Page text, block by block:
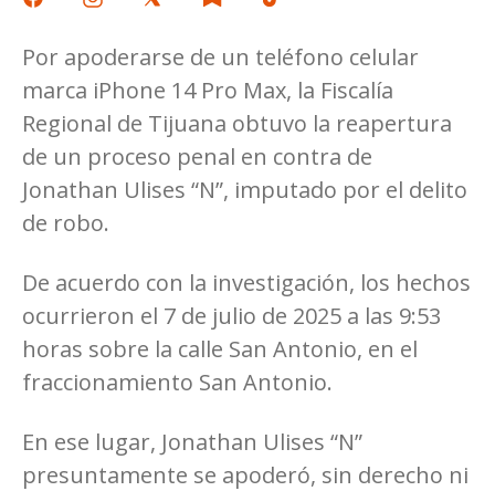
Por apoderarse de un teléfono celular
marca iPhone 14 Pro Max, la Fiscalía
Regional de Tijuana obtuvo la reapertura
de un proceso penal en contra de
Jonathan Ulises “N”, imputado por el delito
de robo.
De acuerdo con la investigación, los hechos
ocurrieron el 7 de julio de 2025 a las 9:53
horas sobre la calle San Antonio, en el
fraccionamiento San Antonio.
En ese lugar, Jonathan Ulises “N”
presuntamente se apoderó, sin derecho ni